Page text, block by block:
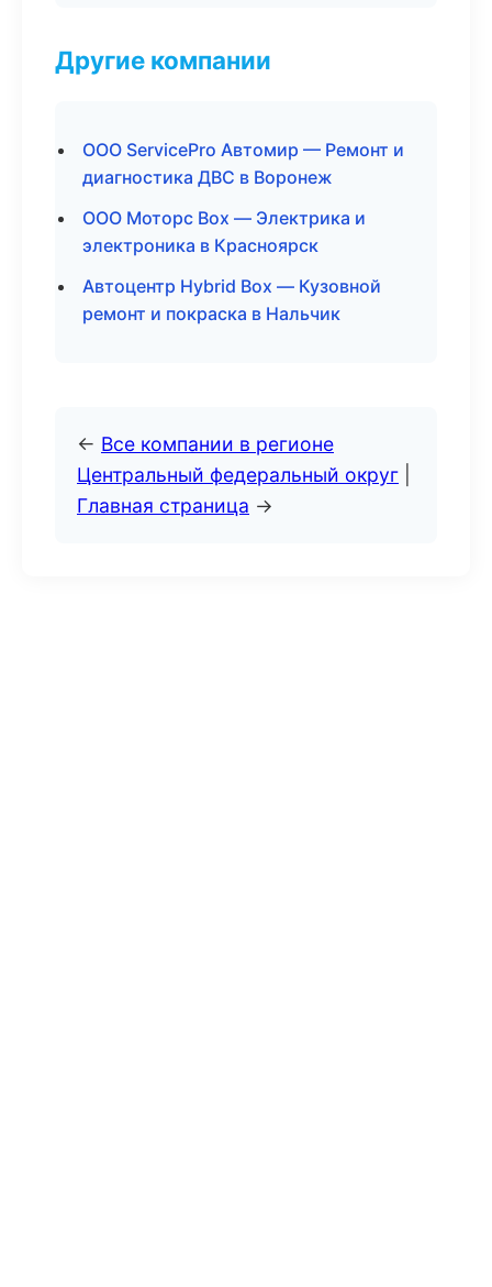
Другие компании
ООО ServicePro Автомир — Ремонт и
диагностика ДВС в Воронеж
ООО Моторс Box — Электрика и
электроника в Красноярск
Автоцентр Hybrid Box — Кузовной
ремонт и покраска в Нальчик
← Все компании в регионе
Центральный федеральный округ
Главная страница →